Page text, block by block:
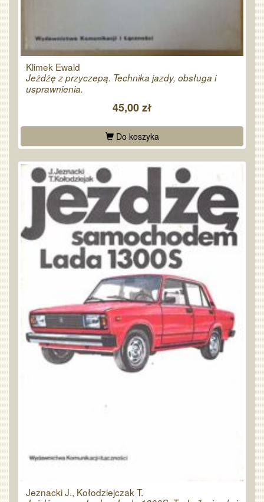
Klimek Ewald
Jeżdżę z przyczepą. Technika jazdy, obsługa i
usprawnienia.
45,00 zł
Do koszyka
Jeznacki J., Kołodziejczak T.